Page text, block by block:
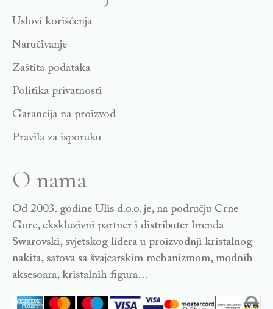
Uslovi korišćenja
Naručivanje
Zaštita podataka
Politika privatnosti
Garancija na proizvod
Pravila za isporuku
O nama
Od 2003. godine Ulis d.o.o. je, na području Crne
Gore, ekskluzivni partner i distributer brenda
Swarovski, svjetskog lidera u proizvodnji kristalnog
nakita, satova sa švajcarskim mehanizmom, modnih
aksesoara, kristalnih figura…